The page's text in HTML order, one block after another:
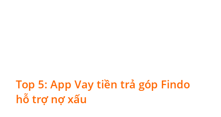
Top 5: App Vay tiền trả góp Findo
hỗ trợ nợ xấu